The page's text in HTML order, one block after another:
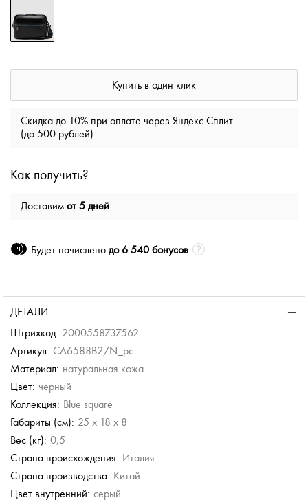
Купить в один клик
Скидка до 10% при оплате через Яндекс Сплит
(до 500 рублей)
Как получить?
Доставим от 5 дней
Будет начислено до 6 540 бонусов
ДЕТАЛИ
Штрихкод: 2000558737562
Артикул: CA6588B2/N_pc
Материал: натуральная кожа
Цвет: черный
Коллекция: Blue square
Габариты (см): 25 x 18 x 8
Вес (кг): 0,5
Страна происхождения: Италия
Страна производства: Китай
Цвет внутренний: серый